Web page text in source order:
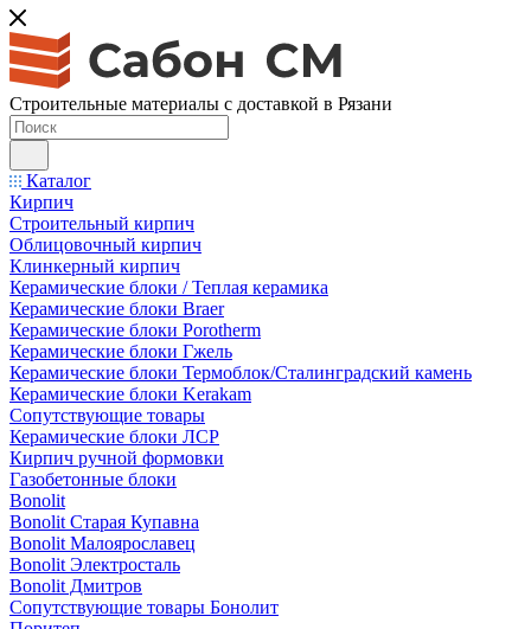
Строительные материалы с доставкой в Рязани
Каталог
Кирпич
Строительный кирпич
Облицовочный кирпич
Клинкерный кирпич
Керамические блоки / Теплая керамика
Керамические блоки Braer
Керамические блоки Porotherm
Керамические блоки Гжель
Керамические блоки Термоблок/Сталинградский камень
Керамические блоки Kerakam
Сопутствующие товары
Керамические блоки ЛСР
Кирпич ручной формовки
Газобетонные блоки
Bonolit
Bonolit Старая Купавна
Bonolit Малоярославец
Bonolit Электросталь
Bonolit Дмитров
Сопутствующие товары Бонолит